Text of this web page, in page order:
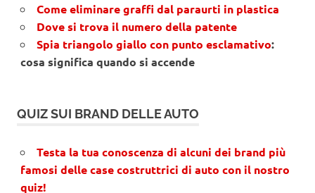
Come eliminare graffi dal paraurti in plastica
Dove si trova il numero della patente
Spia triangolo giallo con punto esclamativo:
cosa significa quando si accende
QUIZ SUI BRAND DELLE AUTO
Testa la tua conoscenza di alcuni dei brand più
famosi delle case costruttrici di auto con il nostro
quiz!